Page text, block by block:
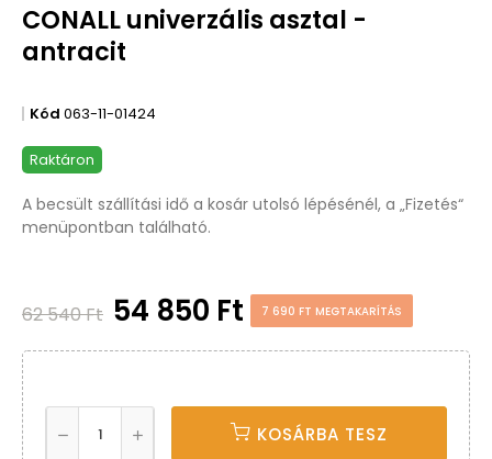
CONALL univerzális asztal -
antracit
Kód 063-11-01424
Raktáron
A becsült szállítási idő a kosár utolsó lépésénél, a „Fizetés“
menüpontban található.
62 540 Ft 54 850 Ft 7 690 FT MEGTAKARÍTÁS
KOSÁRBA TESZ